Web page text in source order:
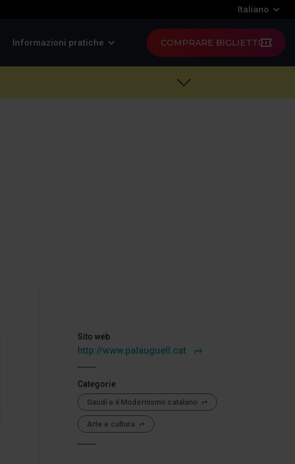
Italiano
Informazioni pratiche COMPRARE BIGLIETTI
Sito web
http://www.palauguell.cat
Categorie
Gaudí e il Modernismo catalano
Arte e cultura